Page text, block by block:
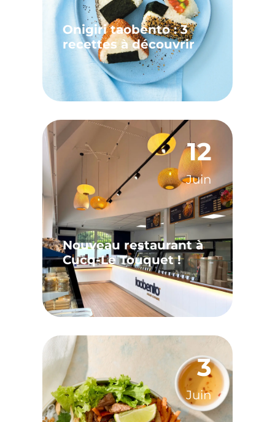
Onigiri taobento : 3
recettes à découvrir
12
Juin
Nouveau restaurant à
Cucq-Le Touquet !
3
Juin